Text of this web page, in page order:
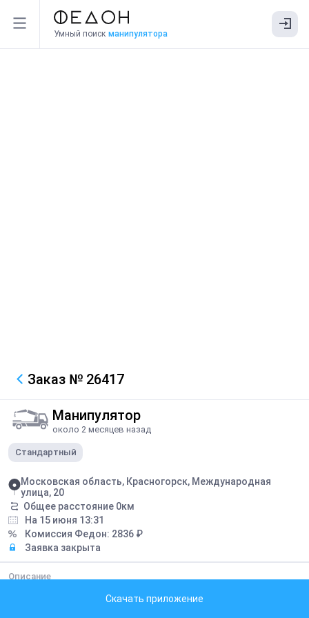
Умный поиск манипулятора
Заказ № 26417
Манипулятор
около 2 месяцев назад
Стандартный
Московская область, Красногорск, Международная
улица, 20
Общее расстояние 0км
На 15 июня 13:31
Комиссия Федон: 2836 ₽
Заявка закрыта
Описание
Скачать приложение